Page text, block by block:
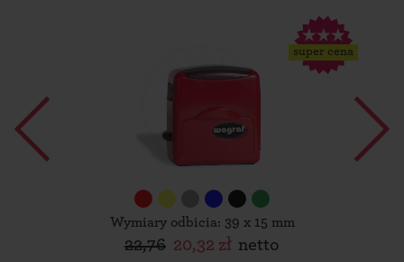
super cena
Wymiary odbicia: 39 x 15 mm
22,76 20,32 zł netto